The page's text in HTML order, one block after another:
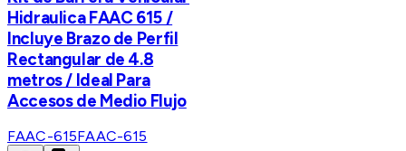
Hidraulica FAAC 615 /
Incluye Brazo de Perfil
Rectangular de 4.8
metros / Ideal Para
Accesos de Medio Flujo
FAAC-615FAAC-615